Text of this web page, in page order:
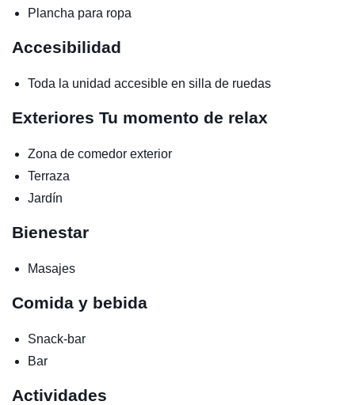
Plancha para ropa
Accesibilidad
Toda la unidad accesible en silla de ruedas
Exteriores Tu momento de relax
Zona de comedor exterior
Terraza
Jardín
Bienestar
Masajes
Comida y bebida
Snack-bar
Bar
Actividades